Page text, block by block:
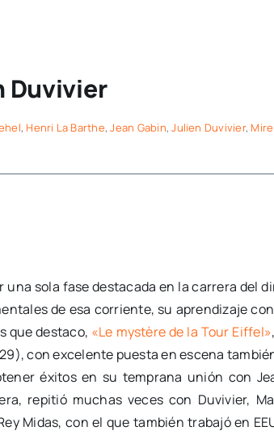
Duvivier
, Henri La Barthe,Jean Gabin,Julien Duvivier,
sola fase destacada en la carrera del
de esa corriente, su aprendizaje
que destaco, «Le mystère de la Tour Eiffel»
con excelente puesta en escena
éxitos en su temprana unión con
repitió muchas veces con Duvivier,
Midas, con el que también trabajó en